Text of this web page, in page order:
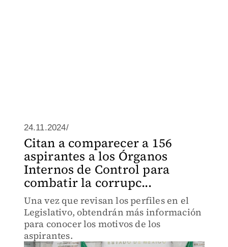
24.11.2024/
Citan a comparecer a 156
aspirantes a los Órganos
Internos de Control para
combatir la corrupc...
Una vez que revisan los perfiles en el
Legislativo, obtendrán más información
para conocer los motivos de los
aspirantes.